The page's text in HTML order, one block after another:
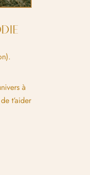
à
t’aider